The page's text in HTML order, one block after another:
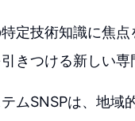
定技術知識に焦
きつける新しい専
ムSNSPは、地域